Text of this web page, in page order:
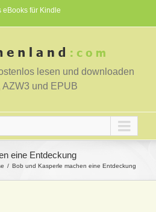
eBooks für Kindle
lesen und downloaden
AZW3 und EPUB
eine Entdeckung
Bob und Kasperle machen eine Entdeckung